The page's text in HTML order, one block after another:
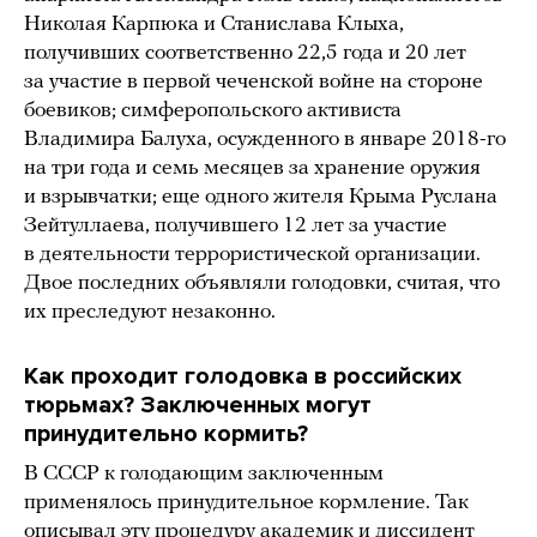
Николая Карпюка и Станислава Клыха,
получивших соответственно 22,5 года и 20 лет
за участие в первой чеченской войне на стороне
боевиков; симферопольского активиста
Владимира Балуха, осужденного в январе 2018-го
на три года и семь месяцев за хранение оружия
и взрывчатки; еще одного жителя Крыма Руслана
Зейтуллаева, получившего 12 лет за участие
в деятельности террористической организации.
Двое последних объявляли голодовки, считая, что
их преследуют незаконно.
Как проходит голодовка в российских
тюрьмах? Заключенных могут
принудительно кормить?
В СССР к голодающим заключенным
применялось принудительное кормление. Так
описывал эту процедуру академик и диссидент